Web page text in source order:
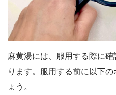
麻黄湯には、服用する際に
ります。服用する前に以下
ょう。